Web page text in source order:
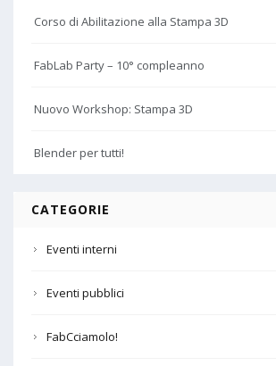
Corso di Abilitazione alla Stampa 3D
FabLab Party – 10° compleanno
Nuovo Workshop: Stampa 3D
Blender per tutti!
CATEGORIE
Eventi interni
Eventi pubblici
FabCciamolo!